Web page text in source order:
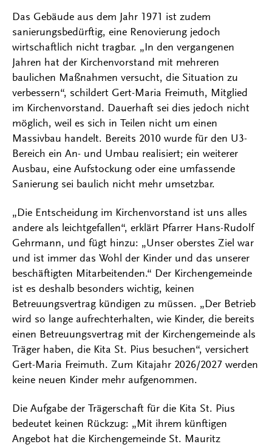
Das Gebäude aus dem Jahr 1971 ist zudem
sanierungsbedürftig, eine Renovierung jedoch
wirtschaftlich nicht tragbar. „In den vergangenen
Jahren hat der Kirchenvorstand mit mehreren
baulichen Maßnahmen versucht, die Situation zu
verbessern“, schildert Gert-Maria Freimuth, Mitglied
im Kirchenvorstand. Dauerhaft sei dies jedoch nicht
möglich, weil es sich in Teilen nicht um einen
Massivbau handelt. Bereits 2010 wurde für den U3-
Bereich ein An- und Umbau realisiert; ein weiterer
Ausbau, eine Aufstockung oder eine umfassende
Sanierung sei baulich nicht mehr umsetzbar.
„Die Entscheidung im Kirchenvorstand ist uns alles
andere als leichtgefallen“, erklärt Pfarrer Hans-Rudolf
Gehrmann, und fügt hinzu: „Unser oberstes Ziel war
und ist immer das Wohl der Kinder und das unserer
beschäftigten Mitarbeitenden.“ Der Kirchengemeinde
ist es deshalb besonders wichtig, keinen
Betreuungsvertrag kündigen zu müssen. „Der Betrieb
wird so lange aufrechterhalten, wie Kinder, die bereits
einen Betreuungsvertrag mit der Kirchengemeinde als
Träger haben, die Kita St. Pius besuchen“, versichert
Gert-Maria Freimuth. Zum Kitajahr 2026/2027 werden
keine neuen Kinder mehr aufgenommen.
Die Aufgabe der Trägerschaft für die Kita St. Pius
bedeutet keinen Rückzug: „Mit ihrem künftigen
Angebot hat die Kirchengemeinde St. Mauritz